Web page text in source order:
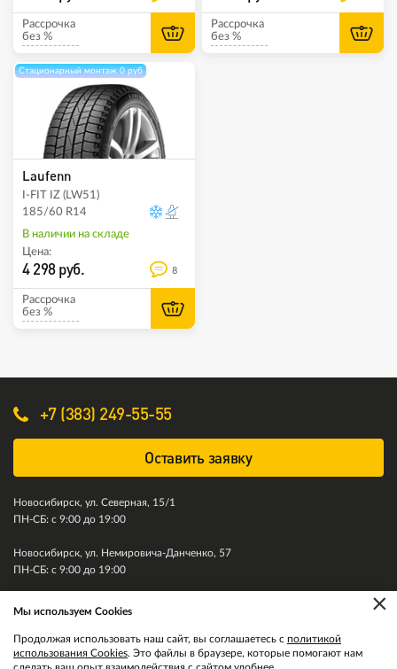
Рассрочка
без %
Рассрочка
без %
Стационарный монтаж 0 руб
Laufenn
I-FIT IZ (LW51)
185/60 R14
В наличии на складе
Цена:
4 298 руб. 8
Рассрочка
без %
+7 (383) 249-55-55
Оставить заявку
Новосибирск, ул. Северная, 15/1
ПН-СБ: с 9:00 до 19:00
Новосибирск, ул. Немировича-Данченко, 57
ПН-СБ: с 9:00 до 19:00
×
Мы используем Cookies
Продолжая использовать наш сайт, вы соглашаетесь с политикой
использования Cookies. Это файлы в браузере, которые помогают нам